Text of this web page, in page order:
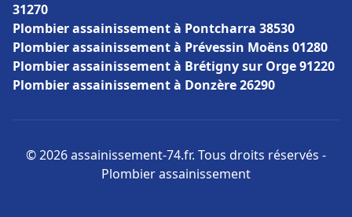
31270
Plombier assainissement à Pontcharra 38530
Plombier assainissement à Prévessin Moëns 01280
Plombier assainissement à Brétigny sur Orge 91220
Plombier assainissement à Donzère 26290
© 2026 assainissement-74.fr. Tous droits réservés -
Plombier assainissement